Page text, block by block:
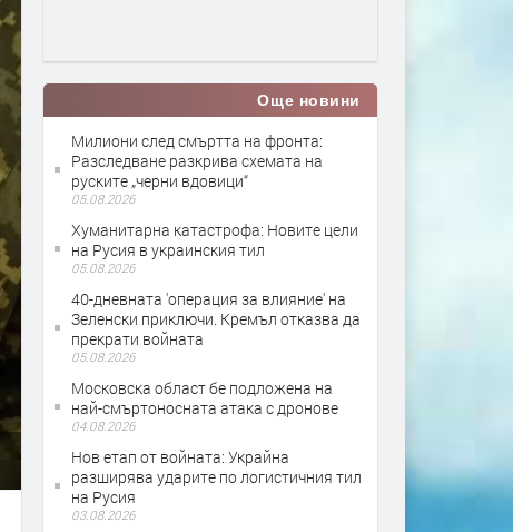
Още новини
Милиони след смъртта на фронта:
Разследване разкрива схемата на
руските „черни вдовици“
05.08.2026
Хуманитарна катастрофа: Новите цели
на Русия в украинския тил
05.08.2026
40-дневната 'операция за влияние' на
Зеленски приключи. Кремъл отказва да
прекрати войната
05.08.2026
Московска област бе подложена на
най-смъртоносната атака с дронове
04.08.2026
Нов етап от войната: Украйна
разширява ударите по логистичния тил
на Русия
03.08.2026